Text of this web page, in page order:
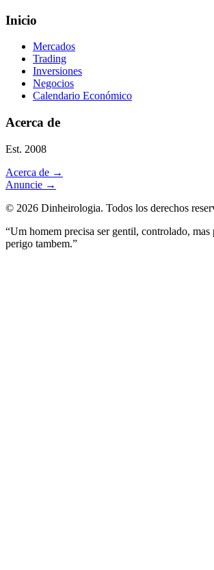
Inicio
Mercados
Trading
Inversiones
Negocios
Calendario Económico
Acerca de
Est. 2008
Acerca de →
Anuncie →
© 2026 Dinheirologia. Todos los derechos
“Um homem precisa ser gentil, controlado, mas
perigo tambem.”